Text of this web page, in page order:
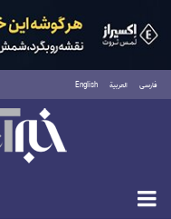
فارسی العربية English
جمعه ۱۶ مرداد ۱۴۰۵